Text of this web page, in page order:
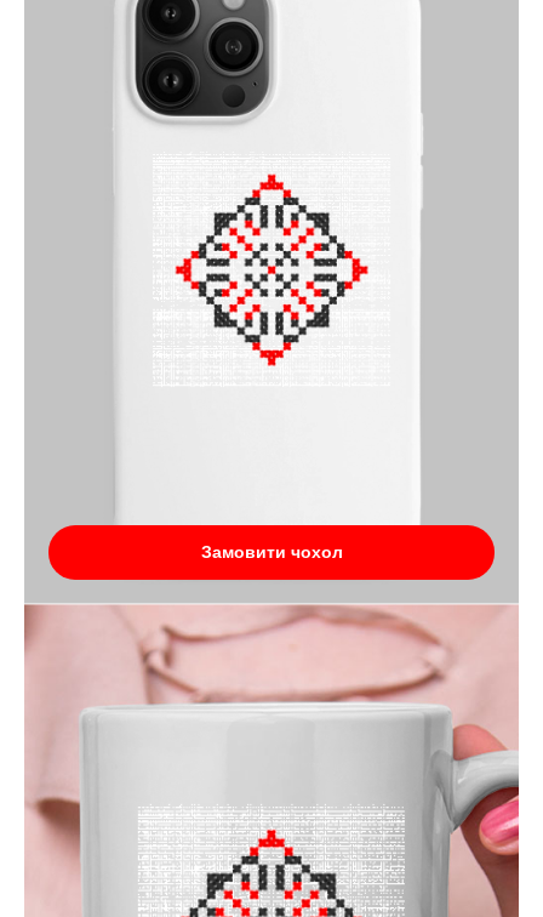
Замовити чохол